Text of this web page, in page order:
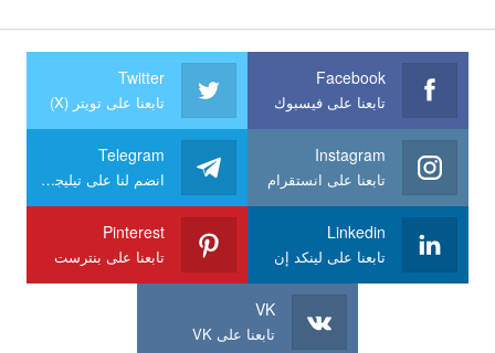
Facebook
تابعنا على فيسبوك
Twitter
تابعنا على تويتر (X)
Instagram
تابعنا على انستقرام
Telegram
انضم لنا على تيليجرام
Linkedin
تابعنا على لينكد إن
Pinterest
تابعنا على بنترست
VK
تابعنا على VK